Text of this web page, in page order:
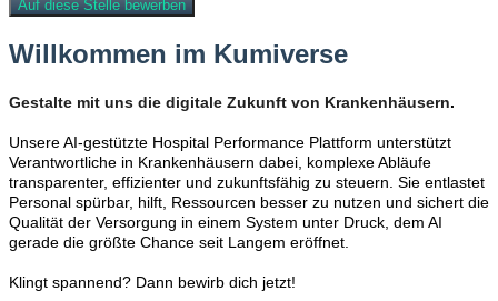
Auf diese Stelle bewerben
Willkommen im Kumiverse
Gestalte mit uns die digitale Zukunft von Krankenhäusern.
Unsere AI-gestützte Hospital Performance Plattform unterstützt
Verantwortliche in Krankenhäusern dabei, komplexe Abläufe
transparenter, effizienter und zukunftsfähig zu steuern. Sie entlastet
Personal spürbar, hilft, Ressourcen besser zu nutzen und sichert die
Qualität der Versorgung in einem System unter Druck, dem AI
gerade die größte Chance seit Langem eröffnet.
Klingt spannend? Dann bewirb dich jetzt!